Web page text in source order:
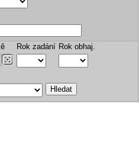
Rok zadání Rok obhaj.